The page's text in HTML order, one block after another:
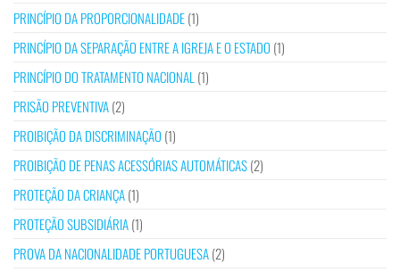
PRINCÍPIO DA PROPORCIONALIDADE(1)
PRINCÍPIO DA SEPARAÇÃO ENTRE A IGREJA E O ESTADO (1)
PRINCÍPIO DO TRATAMENTO NACIONAL (1)
PRISÃO PREVENTIVA(2)
PROIBIÇÃO DA DISCRIMINAÇÃO (1)
PROIBIÇÃO DE PENAS ACESSÓRIAS AUTOMÁTICAS(2)
PROTEÇÃO DA CRIANÇA(1)
PROTEÇÃO SUBSIDIÁRIA(1)
PROVA DA NACIONALIDADE PORTUGUESA(2)